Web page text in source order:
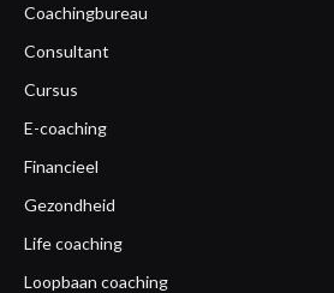
Coachingbureau
Consultant
Cursus
E-coaching
Financieel
Gezondheid
Life coaching
Loopbaan coaching